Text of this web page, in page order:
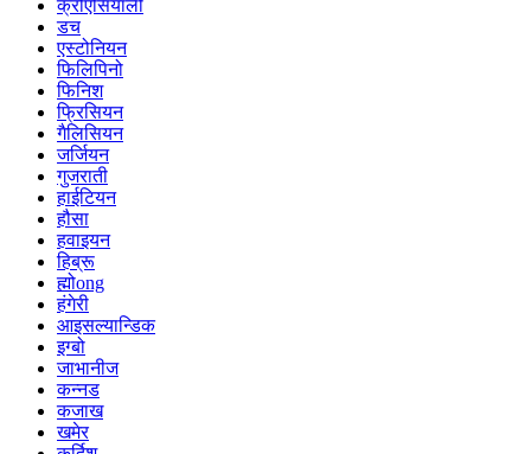
क्रोएसियाली
डच
एस्टोनियन
फिलिपिनो
फिनिश
फ्रिसियन
गैलिसियन
जर्जियन
गुजराती
हाईटियन
हौसा
हवाइयन
हिब्रू
ह्मोong
हंगेरी
आइसल्यान्डिक
इग्बो
जाभानीज
कन्नड
कजाख
खमेर